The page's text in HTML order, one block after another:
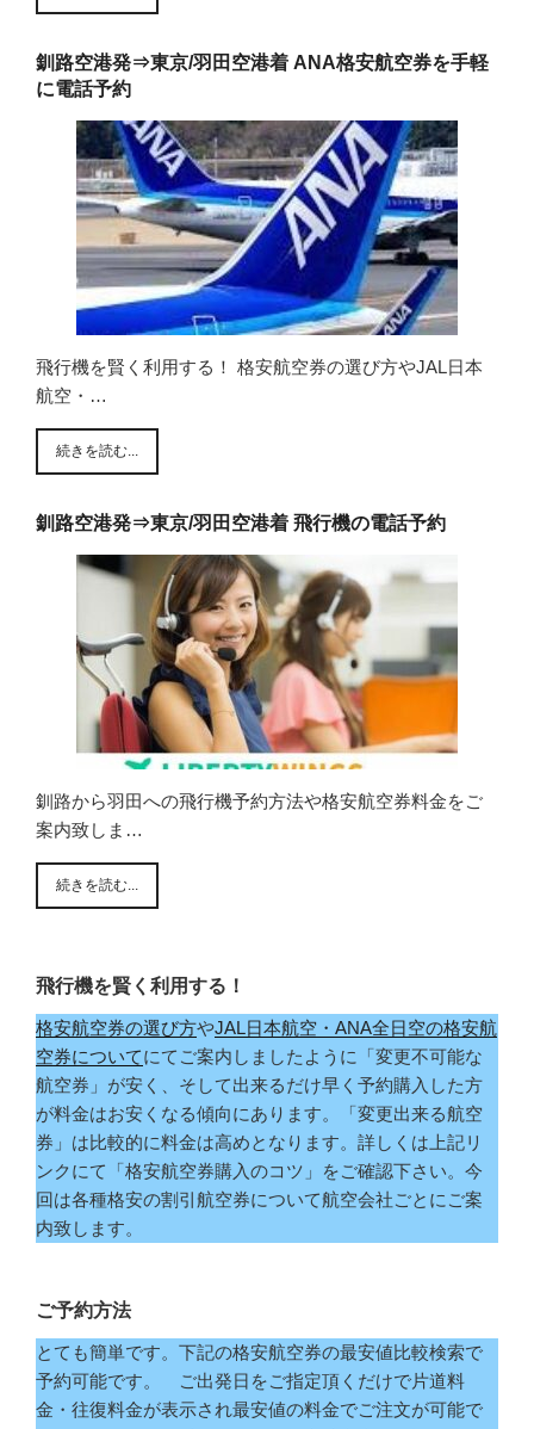
釧路空港発⇒東京/羽田空港着 ANA格安航空券を手軽
に電話予約
飛行機を賢く利用する！ 格安航空券の選び方やJAL日本
航空・…
続きを読む...
釧路空港発⇒東京/羽田空港着 飛行機の電話予約
釧路から羽田への飛行機予約方法や格安航空券料金をご
案内致しま…
続きを読む...
飛行機を賢く利用する！
格安航空券の選び方やJAL日本航空・ANA全日空の格安航
空券についてにてご案内しましたように「変更不可能な
航空券」が安く、そして出来るだけ早く予約購入した方
が料金はお安くなる傾向にあります。「変更出来る航空
券」は比較的に料金は高めとなります。詳しくは上記リ
ンクにて「格安航空券購入のコツ」をご確認下さい。今
回は各種格安の割引航空券について航空会社ごとにご案
内致します。
ご予約方法
とても簡単です。下記の格安航空券の最安値比較検索で
予約可能です。 ご出発日をご指定頂くだけで片道料
金・往復料金が表示され最安値の料金でご注文が可能で